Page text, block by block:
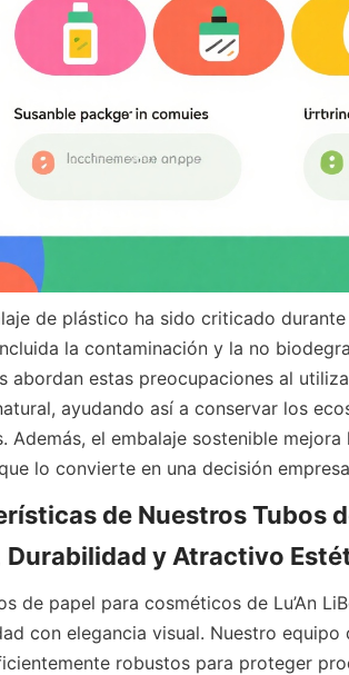
la contaminación y la no
abordan estas preocupaciones al
ayudando así a conservar los
Además, el embalaje sostenible
lo convierte en una decisión
de Nuestros Tubos
con elegancia visual. Nuestro
robustos para proteger